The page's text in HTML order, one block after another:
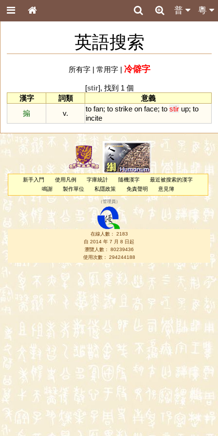
粵
普
英語搜索
所有字| 常用字| 冷僻字
[stir], 找到 1 個
漢字
詞類
意義
搧
v.
to fan; to strike on face; to stir up; to
incite
新手入門 使用凡例 字庫統計 隨機漢字
最近被搜索的漢字
鳴謝
製作單位 私隱政策 免責聲明 意見簿
（管理員 ）
在線人數： 2183
自 2014 年 7 月 8 日起
瀏覽人數： 80239436
使用次數： 294244188